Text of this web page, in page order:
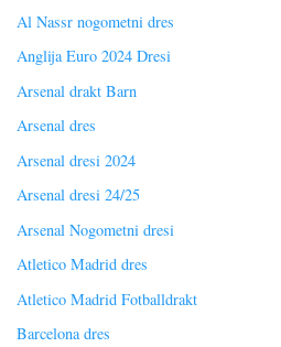
Al Nassr nogometni dres
Anglija Euro 2024 Dresi
Arsenal drakt Barn
Arsenal dres
Arsenal dresi 2024
Arsenal dresi 24/25
Arsenal Nogometni dresi
Atletico Madrid dres
Atletico Madrid Fotballdrakt
Barcelona dres